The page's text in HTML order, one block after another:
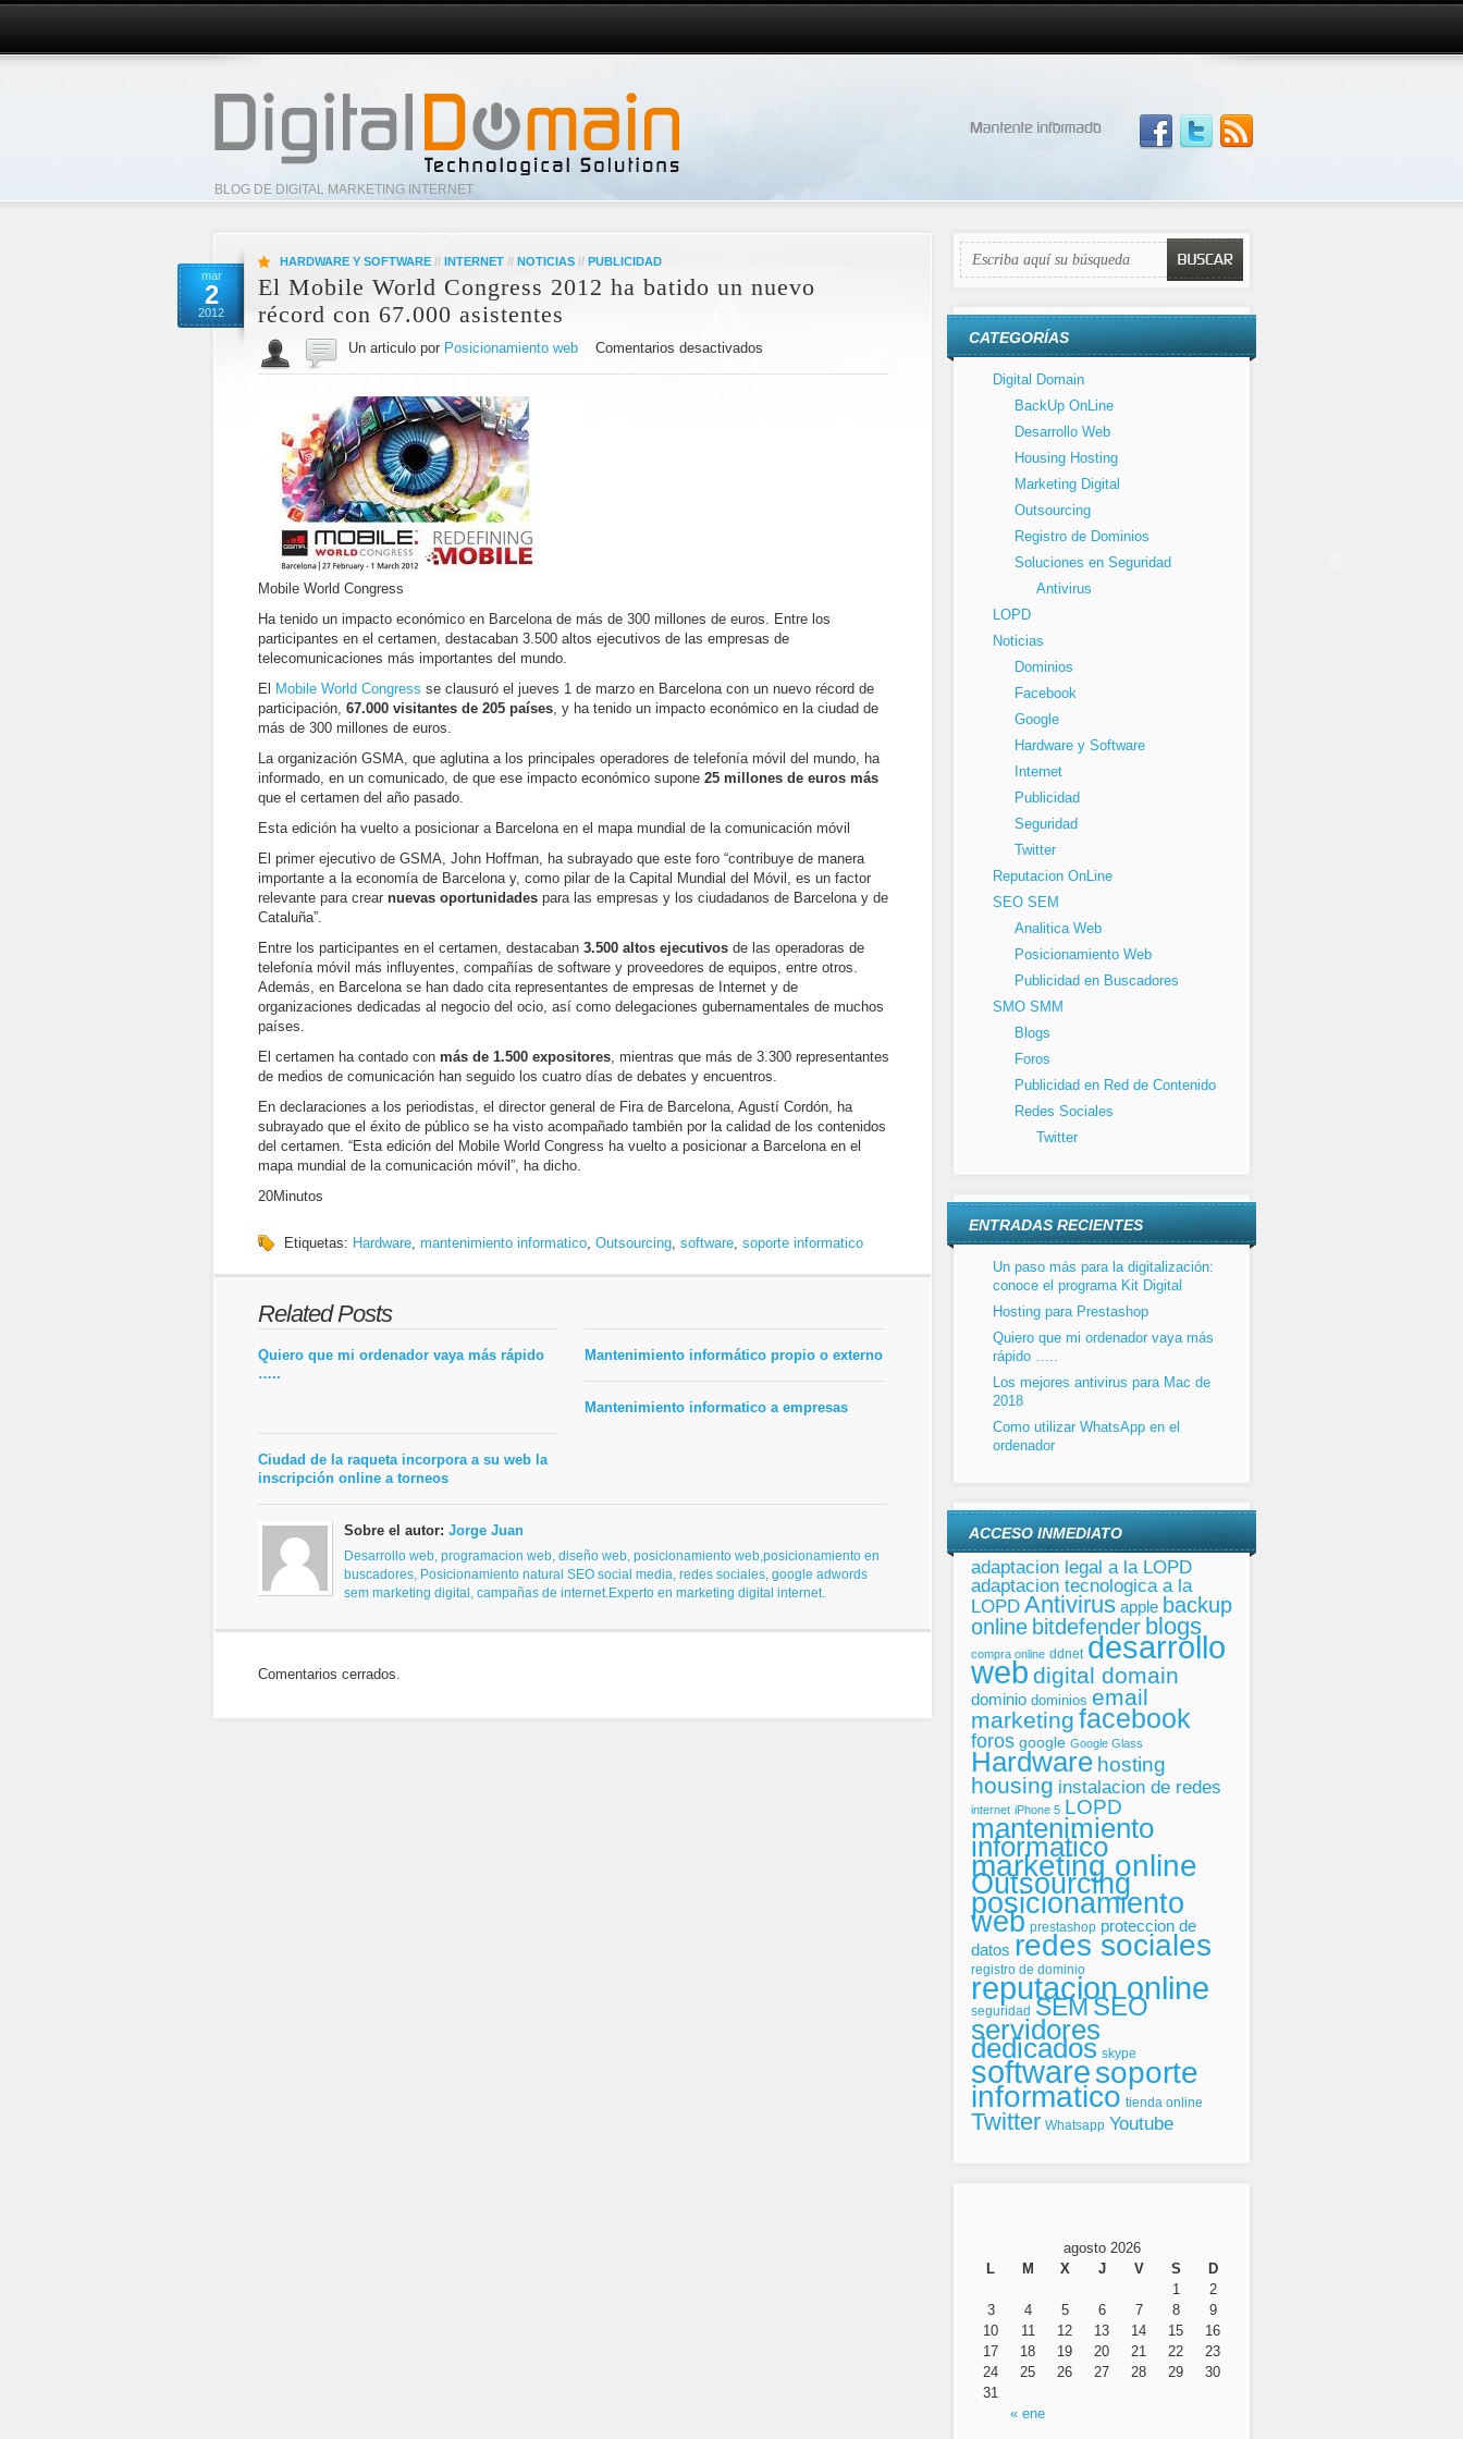
BLOG DE DIGITAL MARKETING INTERNET
mar
2
2012
HARDWARE Y SOFTWARE // INTERNET // NOTICIAS // PUBLICIDAD
El Mobile World Congress 2012 ha batido un nuevo
récord con 67.000 asistentes
Un articulo por Posicionamiento web Comentarios desactivados
Mobile World Congress
Ha tenido un impacto económico en Barcelona de más de 300 millones de euros. Entre los
participantes en el certamen, destacaban 3.500 altos ejecutivos de las empresas de
telecomunicaciones más importantes del mundo.
El
Mobile World Congress se clausuró el jueves 1 de marzo en Barcelona con un nuevo récord de
participación, 67.000 visitantes de 205 países, y ha tenido un impacto económico en la ciudad de
más de 300 millones de euros.
La organización GSMA, que aglutina a los principales operadores de telefonía móvil del mundo, ha
informado, en un comunicado, de que ese impacto económico supone 25 millones de euros más
que el certamen del año pasado.
Esta edición ha vuelto a posicionar a Barcelona en el mapa mundial de la comunicación móvil
El primer ejecutivo de GSMA, John Hoffman, ha subrayado que este foro “contribuye de manera
importante a la economía de Barcelona y, como pilar de la Capital Mundial del Móvil, es un factor
relevante para crear nuevas oportunidades para las empresas y los ciudadanos de Barcelona y de
Cataluña”.
Entre los participantes en el certamen, destacaban 3.500 altos ejecutivos de las operadoras de
telefonía móvil más influyentes, compañías de software y proveedores de equipos, entre otros.
Además, en Barcelona se han dado cita representantes de empresas de Internet y de
organizaciones dedicadas al negocio del ocio, así como delegaciones gubernamentales de muchos
países.
El certamen ha contado con más de 1.500 expositores, mientras que más de 3.300 representantes
de medios de comunicación han seguido los cuatro días de debates y encuentros.
En declaraciones a los periodistas, el director general de Fira de Barcelona, Agustí Cordón, ha
subrayado que el éxito de público se ha visto acompañado también por la calidad de los contenidos
del certamen. “Esta edición del Mobile World Congress ha vuelto a posicionar a Barcelona en el
mapa mundial de la comunicación móvil”, ha dicho.
20Minutos
Etiquetas: Hardware, mantenimiento informatico, Outsourcing, software, soporte informatico
Related Posts
Quiero que mi ordenador vaya más rápido
…..
Mantenimiento informático propio o externo
Mantenimiento informatico a empresas
Ciudad de la raqueta incorpora a su web la
inscripción online a torneos
Sobre el autor: Jorge Juan
Desarrollo web, programacion web, diseño web, posicionamiento web,posicionamiento en
buscadores, Posicionamiento natural SEO social media, redes sociales, google adwords
sem marketing digital, campañas de internet.Experto en marketing digital internet.
Comentarios cerrados.
CATEGORÍAS
Digital Domain
BackUp OnLine
Desarrollo Web
Housing Hosting
Marketing Digital
Outsourcing
Registro de Dominios
Soluciones en Seguridad
Antivirus
LOPD
Noticias
Dominios
Facebook
Google
Hardware y Software
Internet
Publicidad
Seguridad
Twitter
Reputacion OnLine
SEO SEM
Analitica Web
Posicionamiento Web
Publicidad en Buscadores
SMO SMM
Blogs
Foros
Publicidad en Red de Contenido
Redes Sociales
Twitter
ENTRADAS RECIENTES
Un paso más para la digitalización:
conoce el programa Kit Digital
Hosting para Prestashop
Quiero que mi ordenador vaya más
rápido …..
Los mejores antivirus para Mac de
2018
Como utilizar WhatsApp en el
ordenador
ACCESO INMEDIATO
adaptacion legal a la LOPD
adaptacion tecnologica a la
LOPD Antivirus apple backup
online bitdefender blogs
compra online ddnet desarrollo
web digital domain
dominio dominios email
marketing facebook
foros google Google Glass
Hardware hosting
housing instalacion de redes
internet iPhone 5 LOPD
mantenimiento
informatico
marketing online
Outsourcing
posicionamiento
web prestashop proteccion de
datos redes sociales
registro de dominio
reputacion online
seguridad SEMSEO
servidores
dedicados skype
softwaresoporte
informatico tienda online
Twitter Whatsapp Youtube
agosto 2026
L
M X J V S D
« ene
1
2
3
4 5 6 7 8
9
10
11 12 13 14 15
16
17
18 19 20 21 22
23
24
25 26 27 28 29
30
31